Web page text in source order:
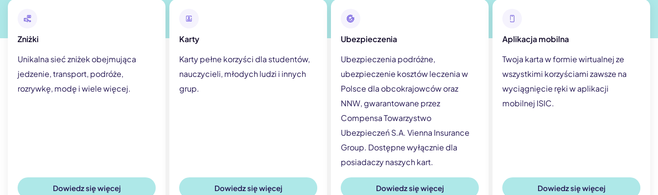
Zniżki
Unikalna sieć zniżek obejmująca
jedzenie, transport, podróże,
rozrywkę, modę i wiele więcej.
Dowiedz się więcej
Karty
Karty pełne korzyści dla studentów,
nauczycieli, młodych ludzi i innych
grup.
Dowiedz się więcej
Ubezpieczenia
Ubezpieczenia podróżne,
ubezpieczenie kosztów leczenia w
Polsce dla obcokrajowców oraz
NNW, gwarantowane przez
Compensa Towarzystwo
Ubezpieczeń S.A. Vienna Insurance
Group. Dostępne wyłącznie dla
posiadaczy naszych kart.
Dowiedz się więcej
Aplikacja mobilna
Twoja karta w formie wirtualnej ze
wszystkimi korzyściami zawsze na
wyciągnięcie ręki w aplikacji
mobilnej ISIC.
Dowiedz się więcej